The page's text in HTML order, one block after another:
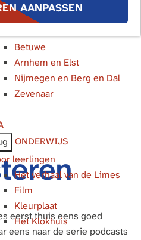
AANPASSEN
Bunnik en Houten
Betuwe
Arnhem en Elst
Nijmegen en Berg en Dal
Zevenaar
ONDERWIJS
leerlingen
Het verhaal van de Limes
Film
Kleurplaat
Het Klokhuis
eerst thuis eens goed
eens naar de serie podcasts